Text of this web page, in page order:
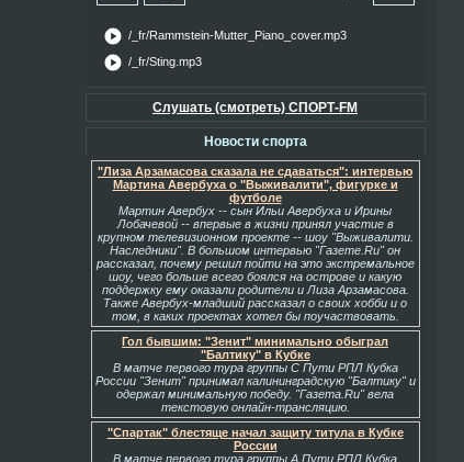
play_circle /_fr/Rammstein-Mutter_Piano_cover.mp3
play_circle /_fr/Sting.mp3
Слушать (смотреть) СПОРТ-FM
Новости спорта
"Лиза Арзамасова сказала не сдаваться": интервью
Мартина Авербуха о "Выживалити", фигурке и
футболе
Мартин Авербух -- сын Ильи Авербуха и Ирины
Лобачевой -- впервые в жизни принял участие в
крупном телевизионном проекте -- шоу "Выживалити.
Наследники". В большом интервью "Газете.Ru" он
рассказал, почему решил пойти на это экстремальное
шоу, чего больше всего боялся на острове и какую
поддержку ему оказали родители и Лиза Арзамасова.
Также Авербух-младший рассказал о своих хобби и о
том, в каких проектах хотел бы поучаствовать.
Гол бывшим: "Зенит" минимально обыграл
"Балтику" в Кубке
В матче первого тура группы С Пути РПЛ Кубка
России "Зенит" принимал калининградскую "Балтику" и
одержал минимальную победу. "Газета.Ru" вела
текстовую онлайн-трансляцию.
"Спартак" блестяще начал защиту титула в Кубке
России
В матче первого тура группы А Пути РПЛ Кубка